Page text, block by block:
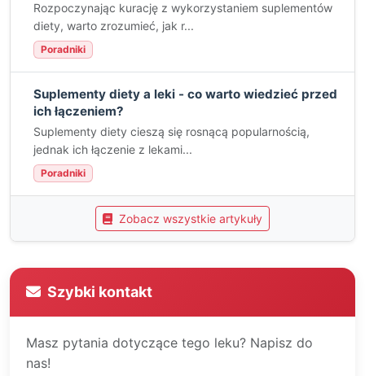
Rozpoczynając kurację z wykorzystaniem suplementów
diety, warto zrozumieć, jak r...
Poradniki
Suplementy diety a leki - co warto wiedzieć przed
ich łączeniem?
Suplementy diety cieszą się rosnącą popularnością,
jednak ich łączenie z lekami...
Poradniki
Zobacz wszystkie artykuły
Szybki kontakt
Masz pytania dotyczące tego leku? Napisz do
nas!